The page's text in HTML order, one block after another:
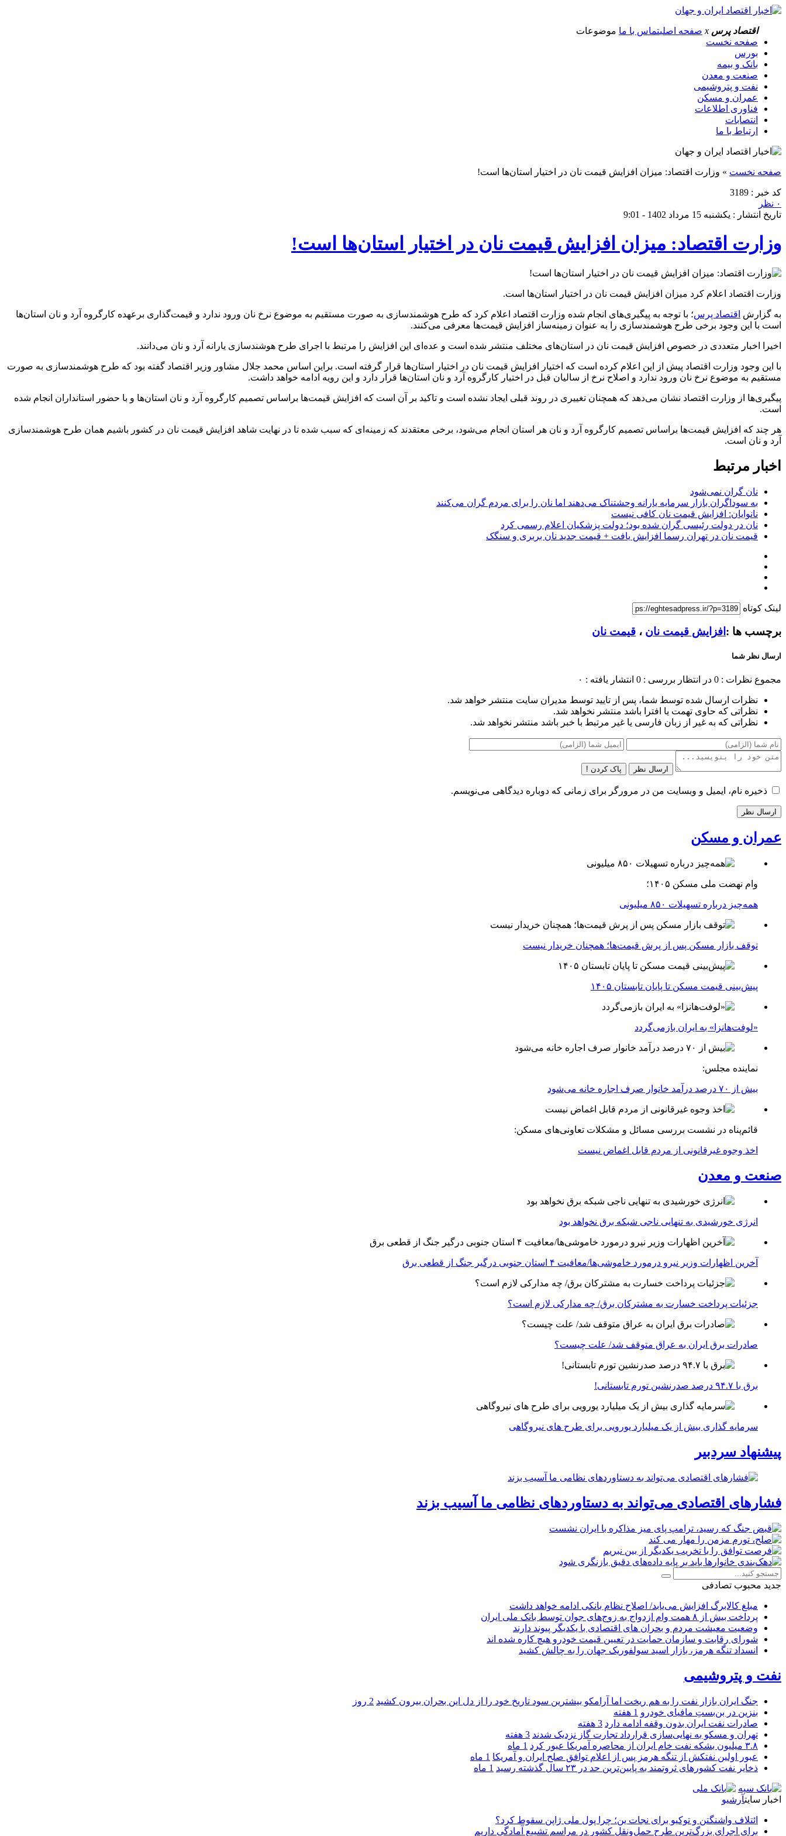
اقتصاد پرس x صفحه اصلیتماس با ما موضوعات
صفحه نخست
بورس
بانک و بیمه
صنعت و معدن
نفت و پتروشیمی
عمران و مسکن
فناوری اطلاعات
انتصابات
ارتباط با ما
صفحه نخست » وزارت اقتصاد: میزان افزایش قیمت نان در اختیار استان‌ها است!
کد خبر : 3189
۰ نظر
تاریخ انتشار : یکشنبه 15 مرداد 1402 - 9:01
وزارت اقتصاد: میزان افزایش قیمت نان در اختیار استان‌ها است!
وزارت اقتصاد اعلام کرد میزان افزایش قیمت نان در اختیار استان‌ها است.
به گزارش اقتصاد پرس؛ با توجه به پیگیری‌های انجام شده وزارت اقتصاد اعلام کرد که طرح هوشمندسازی به صورت مستقیم به موضوع نرخ نان ورود ندارد و قیمت‌گذاری برعهده کارگروه آرد و نان استان‌ها
است با این وجود برخی طرح هوشمندسازی را به عنوان زمینه‌ساز افزایش قیمت‌ها معرفی می‌کنند.
اخیرا اخبار متعددی در خصوص افزایش قیمت نان در استان‌های مختلف منتشر شده است و عده‌ای این افزایش را مرتبط با اجرای طرح هوشندسازی یارانه آرد و نان می‌دانند.
با این وجود وزارت اقتصاد پیش از این اعلام کرده است که اختیار افزایش قیمت نان در اختیار استان‌ها قرار گرفته است. براین اساس محمد جلال مشاور وزیر اقتصاد گفته بود که طرح هوشمندسازی به صورت
مستقیم به موضوع نرخ نان ورود ندارد و اصلاح نرخ از سالیان قبل در اختیار کارگروه آرد و نان استان‌ها قرار دارد و این رویه ادامه خواهد داشت.
پیگیری‌ها از وزارت اقتصاد نشان می‌دهد که همچنان تغییری در روند قبلی ایجاد نشده است و تاکید بر آن است که افزایش قیمت‌ها براساس تصمیم کارگروه آرد و نان استان‌ها و با حضور استانداران انجام شده
است.
هر چند که افزایش قیمت‌ها براساس تصمیم کارگروه آرد و نان هر استان انجام می‌شود، برخی معتقدند که زمینه‌ای که سبب شده تا در نهایت شاهد افزایش قیمت نان در کشور باشیم همان طرح هوشمندسازی
آرد و نان است.
اخبار مرتبط
نان گران نمی‌شود
به سوداگران بازار سرمایه یارانه وحشتناک می‌دهند اما نان را برای مردم گران می‌کنند
نانوایان: افزایش قیمت نان کافی نیست
نان در دولت رئیسی گران شده بود؛ دولت پزشکیان اعلام رسمی کرد
قیمت نان در تهران رسما افزایش یافت + قیمت جدید نان بربری و سنگک
لینک کوتاه
برچسب ها : افزایش قیمت نان ، قیمت نان
ارسال نظر شما
مجموع نظرات : 0 در انتظار بررسی : 0 انتشار یافته : ۰
نظرات ارسال شده توسط شما، پس از تایید توسط مدیران سایت منتشر خواهد شد.
نظراتی که حاوی تهمت یا افترا باشد منتشر نخواهد شد.
نظراتی که به غیر از زبان فارسی یا غیر مرتبط با خبر باشد منتشر نخواهد شد.
ارسال نظر پاک کردن !
ذخیره نام، ایمیل و وبسایت من در مرورگر برای زمانی که دوباره دیدگاهی می‌نویسم.
عمران و مسکن
وام نهضت ملی مسکن ۱۴۰۵؛
همه‌چیز درباره تسهیلات ۸۵۰ میلیونی
توقف بازار مسکن پس از پرش قیمت‌ها؛ همچنان خریدار نیست
پیش‌بینی قیمت مسکن تا پایان تابستان ۱۴۰۵
«لوفت‌هانزا» به ایران بازمی‌گردد
نماینده مجلس:
بیش از ۷۰ درصد درآمد خانوار صرف اجاره خانه می‌شود
قائم‌پناه در نشست بررسی مسائل و مشکلات تعاونی‌های مسکن:
اخذ وجوه غیرقانونی از مردم قابل اغماض نیست
صنعت و معدن
انرژی خورشیدی به تنهایی ناجی شبکه برق نخواهد بود
آخرین اظهارات وزیر نیرو درمورد خاموشی‌ها/معافیت ۴ استان جنوبی درگیر جنگ از قطعی برق
جزئیات پرداخت خسارت به مشترکان برق/ چه مدارکی لازم است؟
صادرات برق ایران به عراق متوقف شد/ علت چیست؟
برق با ۹۴.۷ درصد صدرنشین تورم تابستانی!
سرمایه گذاری بیش از یک میلیارد یورویی برای طرح های نیروگاهی
پیشنهاد سردبیر
فشارهای اقتصادی می‌تواند به دستاوردهای نظامی ما آسیب بزند
جدید محبوب تصادفی
مبلغ کالابرگ افزایش می‌یابد/ اصلاح نظام بانکی ادامه خواهد داشت
پرداخت بیش از ۸ همت وام ازدواج به زوج‌های جوان توسط بانک ملی ایران
وضعیت معیشت مردم و بحران های اقتصادی با یکدیگر پیوند دارند
شورای رقابت و سازمان حمایت در تعیین قیمت خودرو هیچ کاره شده اند
انسداد تنگه هرمز، بازار اسید سولفوریک جهان را به چالش کشید
نفت و پتروشیمی
جنگ ایران بازار نفت را به هم ریخت اما آرامکو بیشترین سود تاریخ خود را از دل این بحران بیرون کشید 2 روز
بنزین در بن‌بستِ مافیای خودرو 1 هفته
صادرات نفت ایران بدون وقفه ادامه دارد 3 هفته
تهران و مسکو به نهایی‌سازی قرارداد تجارت گاز نزدیک شدند 3 هفته
۳.۸ میلیون بشکه نفت خام ایران از محاصره آمریکا عبور کرد
1 ماه
عبور اولین نفتکش از تنگه هرمز پس از اعلام توافق صلح ایران و آمریکا 1 ماه
ذخایر نفت کشورهای ثروتمند به پایین‌ترین حد در ۲۳ سال گذشته رسید
1 ماه
اخبار سایتآرشیو
ائتلاف واشنگتن و توکیو برای نجات ین؛ چرا پول ملی ژاپن سقوط کرد؟
برای اجرای بزرگ‌ترین طرح حمل‌ونقل کشور در مراسم تشییع آمادگی داریم